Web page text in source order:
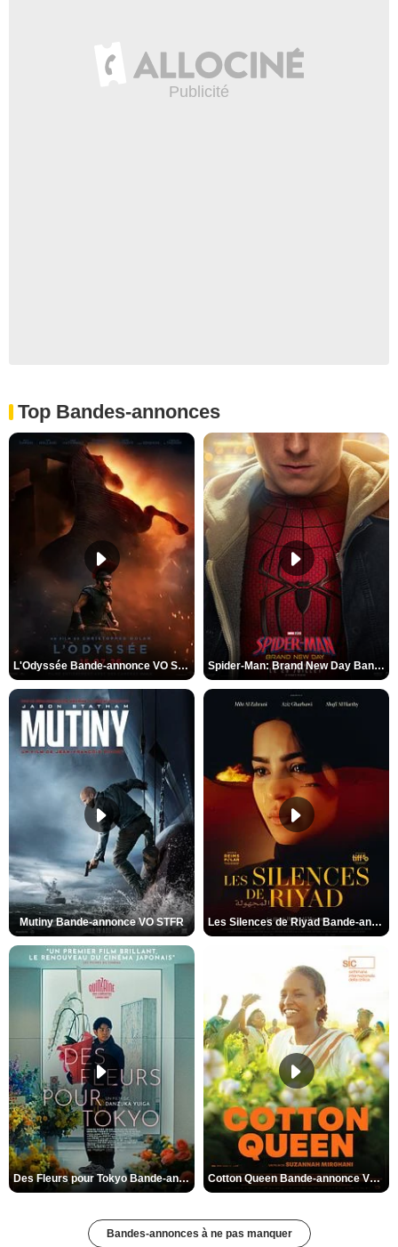
Top Bandes-annonces
L'Odyssée Bande-annonce VO STFR Spider-Man: Brand New Day Bande-annonce VO STFR
Mutiny Bande-annonce VO STFR Les Silences de Riyad Bande-annonce VO STFR
Des Fleurs pour Tokyo Bande-annonce VO STFR Cotton Queen Bande-annonce VO STFR
Bandes-annonces à ne pas manquer